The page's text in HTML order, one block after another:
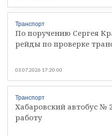
Транспорт
По поручению Сергея
рейды по проверке
03.07.2026 17:20:00
Транспорт
Хабаровский автобус №
работу